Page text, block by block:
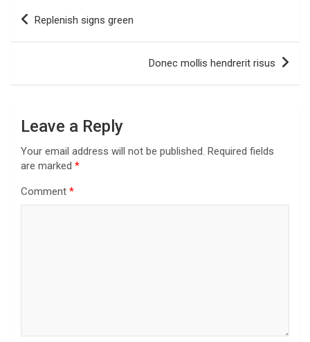
Post
navigation
Replenish signs green
Donec mollis hendrerit risus
Leave a Reply
Your email address will not be published. Required fields
are marked *
Comment *